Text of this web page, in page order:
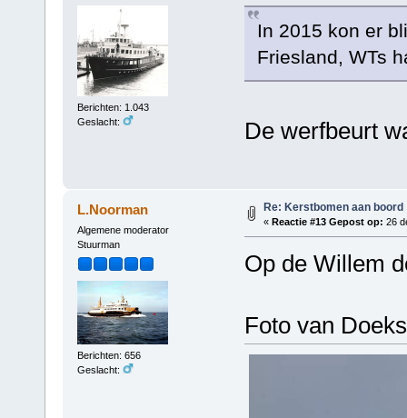
Berichten: 1.043
Geslacht:
In 2015 kon er
Friesland, WTs
De werfbeurt
L.Noorman
Algemene moderator
Stuurman
Berichten: 656
Geslacht:
Re: Kerstbomen aan boord
« Reactie #13 Gepost op: 26
Op de Willem
Foto van